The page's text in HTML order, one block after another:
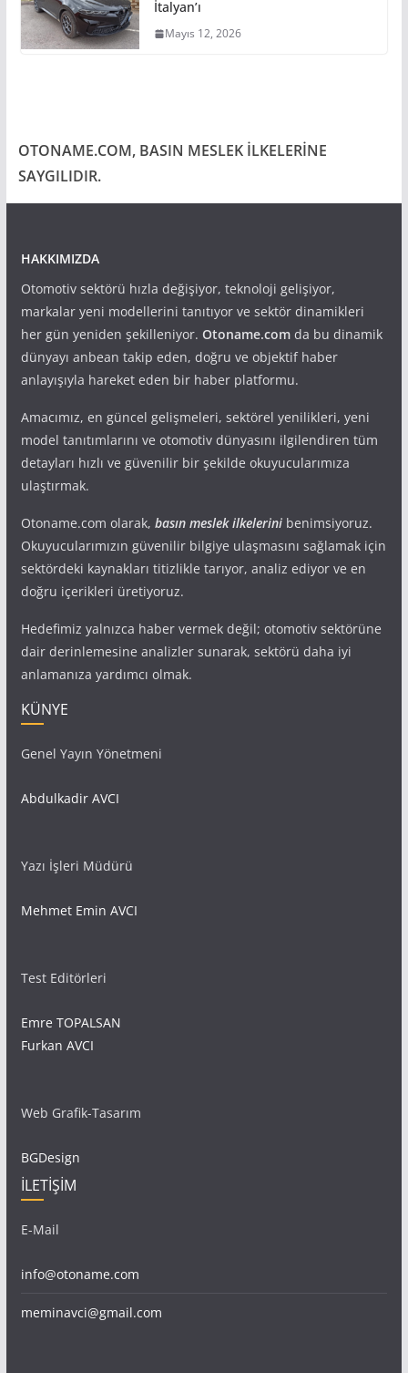
İtalyan’ı
Mayıs 12, 2026
OTONAME.COM, BASIN MESLEK İLKELERİNE
SAYGILIDIR.
HAKKIMIZDA
Otomotiv sektörü hızla değişiyor, teknoloji gelişiyor,
markalar yeni modellerini tanıtıyor ve sektör dinamikleri
her gün yeniden şekilleniyor. Otoname.comda bu dinamik
dünyayı anbean takip eden, doğru ve objektif haber
anlayışıyla hareket eden bir haber platformu.
Amacımız, en güncel gelişmeleri, sektörel yenilikleri, yeni
model tanıtımlarını ve otomotiv dünyasını ilgilendiren tüm
detayları hızlı ve güvenilir bir şekilde okuyucularımıza
ulaştırmak.
Otoname.com olarak, basın meslek ilkelerinibenimsiyoruz.
Okuyucularımızın güvenilir bilgiye ulaşmasını sağlamak için
sektördeki kaynakları titizlikle tarıyor, analiz ediyor ve en
doğru içerikleri üretiyoruz.
Hedefimiz yalnızca haber vermek değil; otomotiv sektörüne
dair derinlemesine analizler sunarak, sektörü daha iyi
anlamanıza yardımcı olmak.
KÜNYE
Genel Yayın Yönetmeni
Abdulkadir AVCI
Yazı İşleri Müdürü
Mehmet Emin AVCI
Test Editörleri
Emre TOPALSAN
Furkan AVCI
Web Grafik-Tasarım
BGDesign
İLETİŞİM
E-Mail
info@otoname.com
meminavci@gmail.com